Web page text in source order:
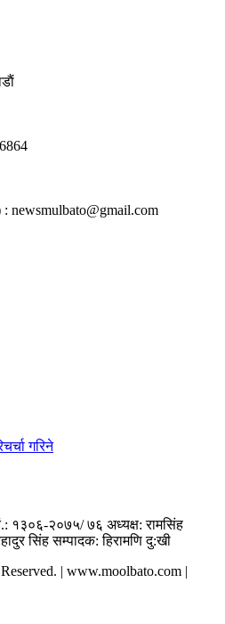
: newsmulbato@gmail.com
गरिने
१३०६-२०७५/ ७६ अध्यक्ष: रामसिंह
सिंह सम्पादक: हिरामणि दु:खी
| www.moolbato.com |